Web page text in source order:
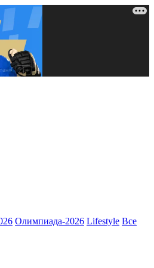
Олимпиада-2026 Lifestyle Все